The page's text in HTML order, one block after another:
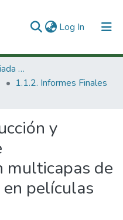
Log In (current)
1. Investigación Financiada con Recursos Públicos
1.1.2. Informes Finales
y
multicapas de
películas